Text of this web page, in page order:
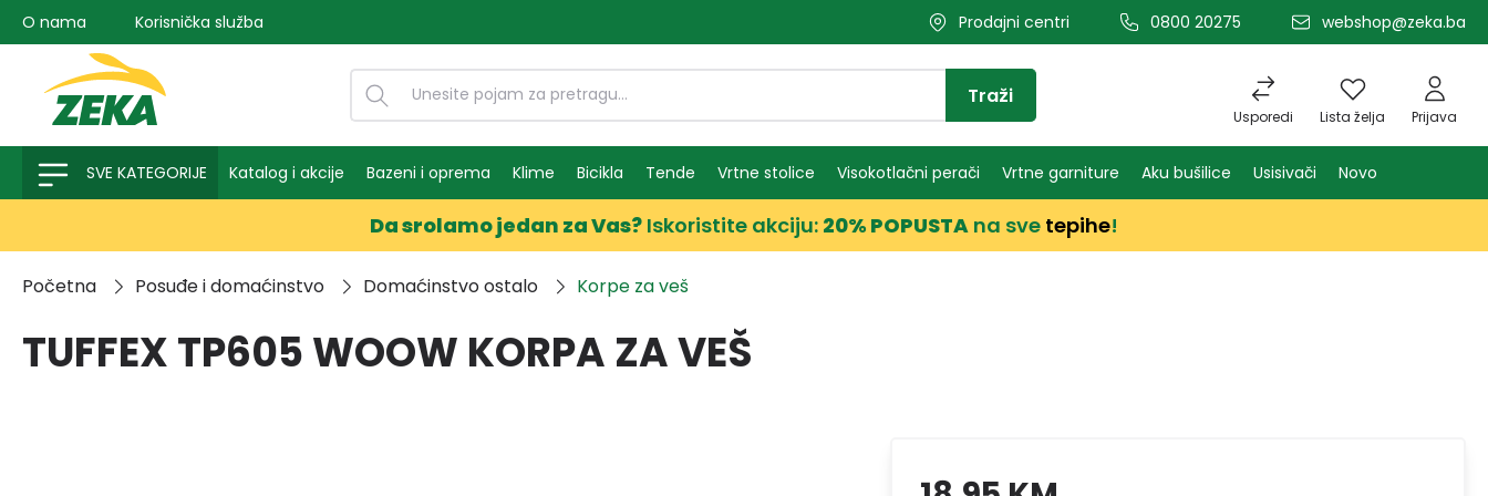
pretragu Preskoči na glavnu navigaciju
O nama Korisnička služba Prodajni centri 0800 20275 webshop@zeka.ba
Usporedi Lista želja Prijava
Traži
SVE KATEGORIJE Katalog i akcije Bazeni i oprema Klime Bicikla Tende Vrtne stolice Visokotlačni perači Vrtne garniture Aku bušilice Usisivači Novo
Da srolamo jedan za Vas? Iskoristite akciju: 20% POPUSTA na sve tepihe!
Početna Posuđe i domaćinstvo Domaćinstvo ostalo Korpe za veš
TUFFEX TP605 WOOW KORPA ZA VEŠ